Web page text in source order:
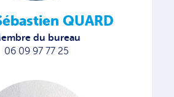
QUARD
du bureau
06 09 97 77 25